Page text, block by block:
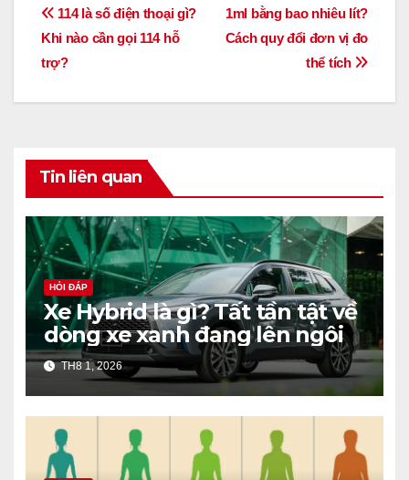
Điều
hướng
bài
1ml bằng bao nhiêu lít?
Cách quy đổi đơn vị đo
thể tích
114 là số điện thoại gì?
Khi nào cần gọi 114 hỗ
trợ?
Tin liên quan
HỎI ĐÁP
Xe Hybrid là gì? Tất tần tật về
dòng xe xanh đang lên ngôi
TH8 1, 2026